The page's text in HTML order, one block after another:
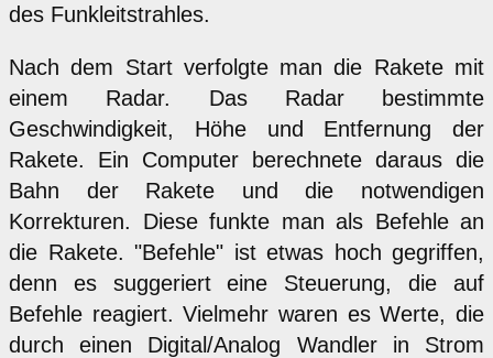
des Funkleitstrahles.
Nach dem Start verfolgte man die Rakete mit
einem Radar. Das Radar bestimmte
Geschwindigkeit, Höhe und Entfernung der
Rakete. Ein Computer berechnete daraus die
Bahn der Rakete und die notwendigen
Korrekturen. Diese funkte man als Befehle an
die Rakete. "Befehle" ist etwas hoch gegriffen,
denn es suggeriert eine Steuerung, die auf
Befehle reagiert. Vielmehr waren es Werte, die
durch einen Digital/Analog Wandler in Strom